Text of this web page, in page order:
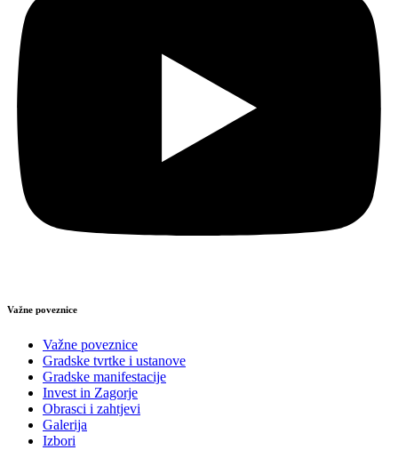
Važne poveznice
Važne poveznice
Gradske tvrtke i ustanove
Gradske manifestacije
Invest in Zagorje
Obrasci i zahtjevi
Galerija
Izbori